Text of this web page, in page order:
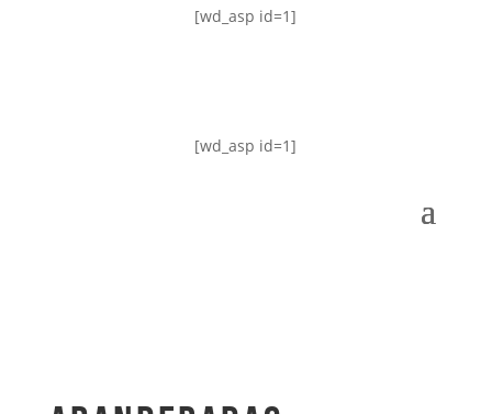
[wd_asp id=1]
[wd_asp id=1]